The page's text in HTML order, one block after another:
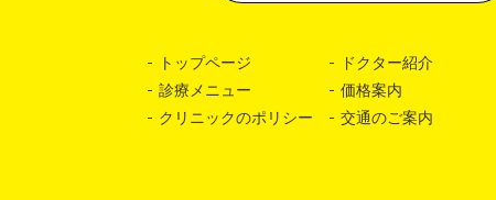
トップページ
ドクター紹介
診療メニュー
価格案内
クリニックのポリシー
交通のご案内